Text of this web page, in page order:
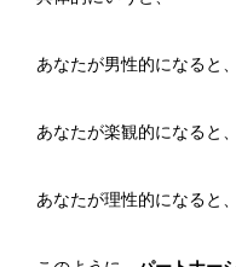
あなたが男性的になると
あなたが楽観的になると
あなたが理性的になると